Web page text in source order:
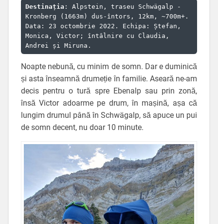
Destinația : Alpstein, traseu Schwägalp -
Kronberg (1663m) dus-întors, 12km, ~700m+.
Data: 23 octombrie 2022. Echipa: Ștefan,
Monica, Victor; întâlnire cu Claudia,
Andrei și Miruna.
Noapte nebună, cu minim de somn. Dar e duminică
și asta înseamnă drumeție în familie. Aseară ne-am
decis pentru o tură spre Ebenalp sau prin zonă,
însă Victor adoarme pe drum, în mașină, așa că
lungim drumul până în Schwägalp, să apuce un pui
de somn decent, nu doar 10 minute.